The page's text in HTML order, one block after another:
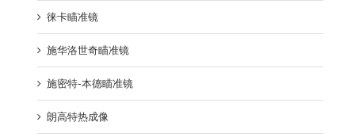
徕卡瞄准镜
施华洛世奇瞄准镜
施密特-本德瞄准镜
朗高特热成像